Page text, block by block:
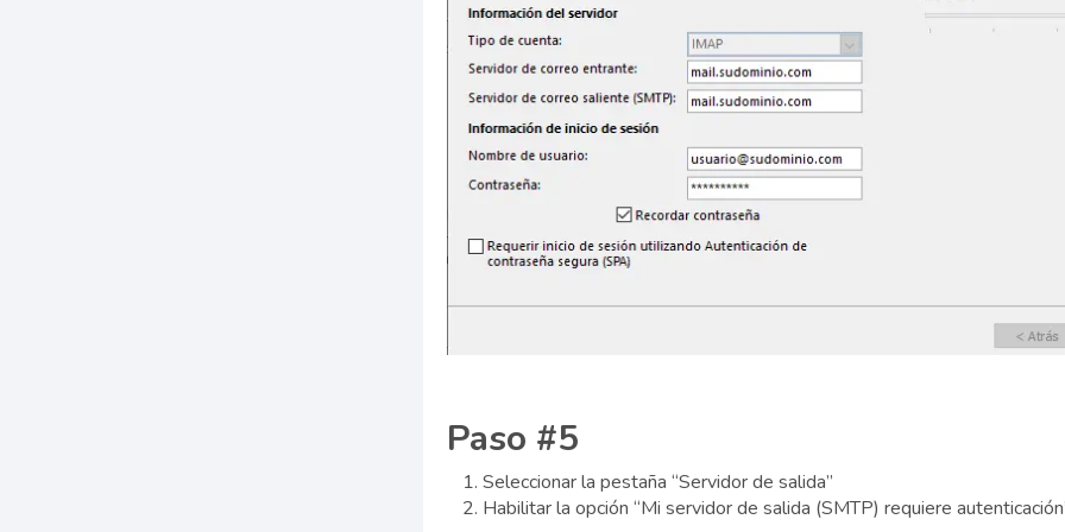
Paso #5
Seleccionar la pestaña “Servidor de salida”
Habilitar la opción “Mi servidor de salida (SMTP) requiere